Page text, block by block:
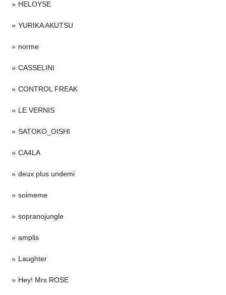
HELOYSE
YURIKA AKUTSU
norme
CASSELINI
CONTROL FREAK
LE VERNIS
SATOKO_OISHI
CA4LA
deux plus undemi
soimeme
sopranojungle
amplis
Laughter
Hey! Mrs ROSE